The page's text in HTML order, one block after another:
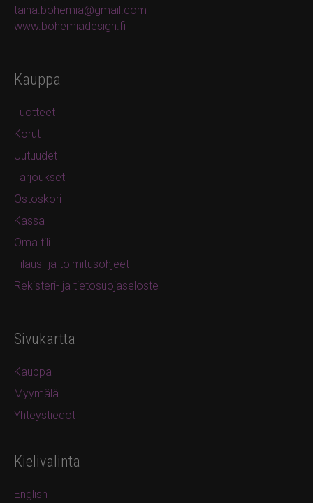
taina.bohemia@gmail.com
www.bohemiadesign.fi
Kauppa
Tuotteet
Korut
Uutuudet
Tarjoukset
Ostoskori
Kassa
Oma tili
Tilaus- ja toimitusohjeet
Rekisteri- ja tietosuojaseloste
Sivukartta
Kauppa
Myymälä
Yhteystiedot
Kielivalinta
English